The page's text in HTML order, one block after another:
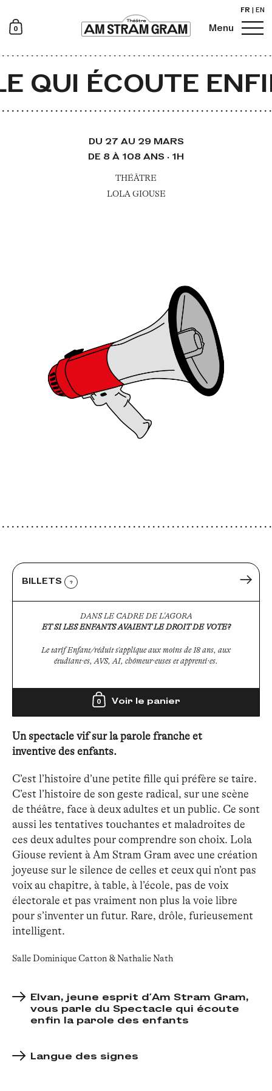
0 Newsletter Menu
FR EN
QUI ÉCOUTE
DU 27 AU 29 MARS
DE 8 À 108 ANS · 1H
THÉÂTRE
LOLA GIOUSE
BILLETS ?
DANS LE CADRE DE L'AGORA
ET SI LES ENFANTS AVAIENT LE DROIT DE VOTE?
Le tarif Enfant/réduit s’applique aux moins de 18 ans, aux
étudiant·es, AVS, AI, chômeur·euses et apprenti·es.
0 Voir le panier
Un spectacle vif sur la parole franche et
inventive des enfants.
C’est l’histoire d’une petite fille qui préfère se taire.
C’est l’histoire de son geste radical, sur une scène
de théâtre, face à deux adultes et un public. Ce sont
aussi les tentatives touchantes et maladroites de
ces deux adultes pour comprendre son choix. Lola
Giouse revient à Am Stram Gram avec une création
joyeuse sur le silence de celles et ceux qui n’ont pas
voix au chapitre, à table, à l’école, pas de voix
électorale et pas vraiment non plus la voie libre
pour s’inventer un futur. Rare, drôle, furieusement
intelligent.
Salle Dominique Catton & Nathalie Nath
Elvan, jeune esprit d’Am Stram Gram,
vous parle du Spectacle qui écoute
enfin la parole des enfants
Langue des signes